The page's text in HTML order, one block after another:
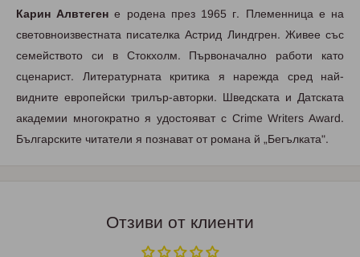
Карин Алвтеген е родена през 1965 г. Племенница е на
световноизвестната писателка Астрид Линдгрен. Живее със
семейството си в Стокхолм. Първоначално работи като
сценарист. Литературната критика я нарежда сред най-
видните европейски трилър-авторки. Шведската и Датската
академии многократно я удостояват с Crime Writers Award.
Българските читатели я познават от романа й „Бегълката".
Отзиви от клиенти